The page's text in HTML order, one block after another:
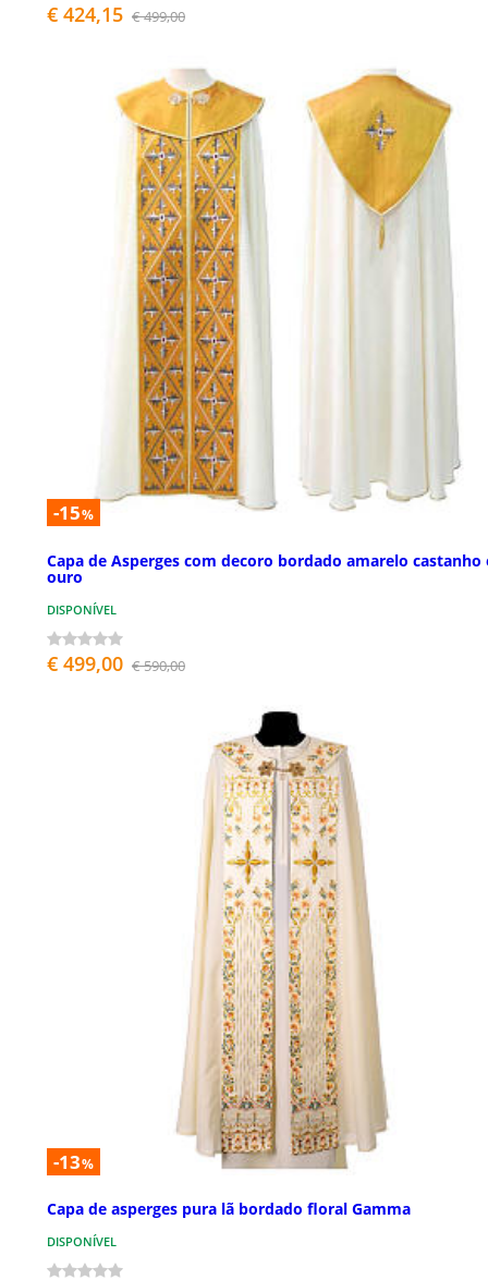
€ 424,15 € 499,00
-15%
Capa de Asperges com decoro bordado amarelo castanho
ouro
DISPONÍVEL
€ 499,00 € 590,00
-13%
Capa de asperges pura lã bordado floral Gamma
DISPONÍVEL